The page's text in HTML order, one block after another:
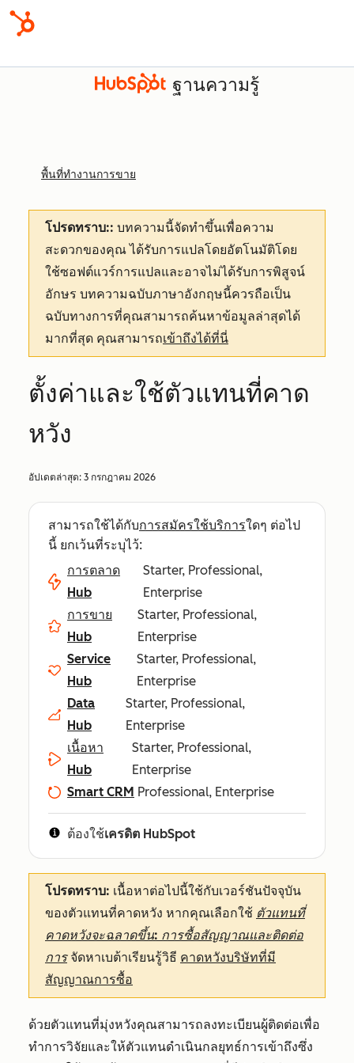
ฐานความรู้
พื้นที่ทำงานการขาย
โปรดทราบ:: บทความนี้จัดทำขึ้นเพื่อความ
สะดวกของคุณได้รับการแปลโดยอัตโนมัติโดย
ใช้ซอฟต์แวร์การแปลและอาจไม่ได้รับการพิสูจน์
อักษร บทความฉบับภาษาอังกฤษนี้ควรถือเป็น
ฉบับทางการที่คุณสามารถค้นหาข้อมูลล่าสุดได้
มากที่สุด คุณสามารถเข้าถึงได้ที่นี่
ตั้งค่าและใช้ตัวแทนที่คาด
หวัง
อัปเดตล่าสุด: 3 กรกฎาคม 2026
สามารถใช้ได้กับการสมัครใช้บริการใดๆ ต่อไป
นี้ ยกเว้นที่ระบุไว้:
การตลาด
Hub
Starter, Professional,
Enterprise
การขาย
Hub
Starter, Professional,
Enterprise
Service
Hub
Starter, Professional,
Enterprise
Data
Hub
Starter, Professional,
Enterprise
เนื้อหา
Hub
Starter, Professional,
Enterprise
Smart CRM Professional, Enterprise
ต้องใช้เครดิต HubSpot
โปรดทราบ: เนื้อหาต่อไปนี้ใช้กับเวอร์ชันปัจจุบัน
ของตัวแทนที่คาดหวัง หากคุณเลือกใช้ ตัวแทนที่
คาดหวังจะฉลาดขึ้น: การซื้อสัญญาณและติดต่อ
การจัดหาเบต้าเรียนรู้วิธี คาดหวังบริษัทที่มี
สัญญาณการซื้อ
ด้วยตัวแทนที่มุ่งหวังคุณสามารถลงทะเบียนผู้ติดต่อเพื่อ
ทำการวิจัยและให้ตัวแทนดำเนินกลยุทธ์การเข้าถึงซึ่ง